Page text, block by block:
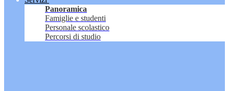
Panoramica
Famiglie e studenti
Personale scolastico
Percorsi di studio